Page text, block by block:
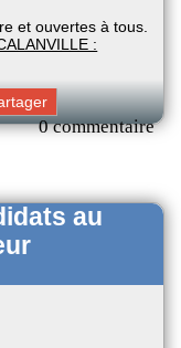
et ouvertes à tous.
:
0 commentaire
au